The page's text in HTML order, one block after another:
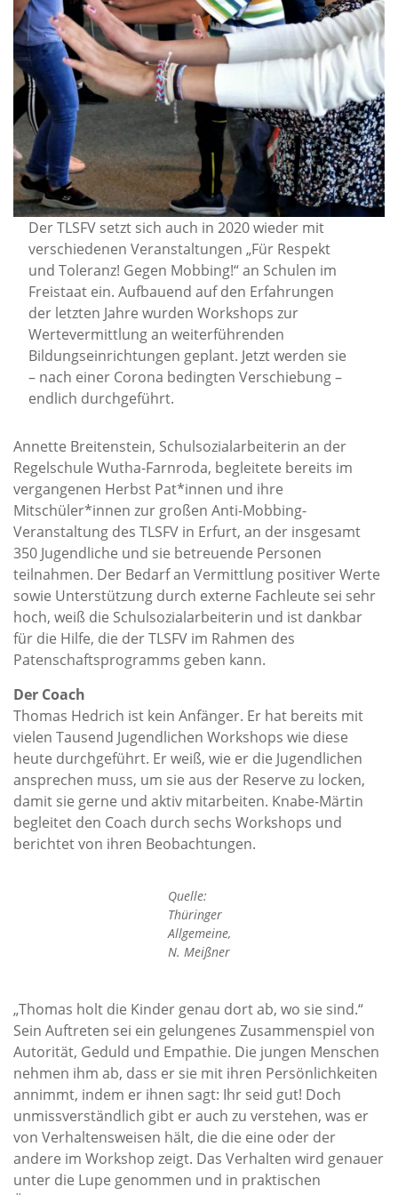
Der TLSFV setzt sich auch in 2020 wieder mit
verschiedenen Veranstaltungen „Für Respekt
und Toleranz! Gegen Mobbing!“ an Schulen im
Freistaat ein. Aufbauend auf den Erfahrungen
der letzten Jahre wurden Workshops zur
Wertevermittlung an weiterführenden
Bildungseinrichtungen geplant. Jetzt werden sie
– nach einer Corona bedingten Verschiebung –
endlich durchgeführt.
Annette Breitenstein, Schulsozialarbeiterin an der
Regelschule Wutha-Farnroda, begleitete bereits im
vergangenen Herbst Pat*innen und ihre
Mitschüler*innen zur großen Anti-Mobbing-
Veranstaltung des TLSFV in Erfurt, an der insgesamt
350 Jugendliche und sie betreuende Personen
teilnahmen. Der Bedarf an Vermittlung positiver Werte
sowie Unterstützung durch externe Fachleute sei sehr
hoch, weiß die Schulsozialarbeiterin und ist dankbar
für die Hilfe, die der TLSFV im Rahmen des
Patenschaftsprogramms geben kann.
Der Coach
Thomas Hedrich ist kein Anfänger. Er hat bereits mit
vielen Tausend Jugendlichen Workshops wie diese
heute durchgeführt. Er weiß, wie er die Jugendlichen
ansprechen muss, um sie aus der Reserve zu locken,
damit sie gerne und aktiv mitarbeiten. Knabe-Märtin
begleitet den Coach durch sechs Workshops und
berichtet von ihren Beobachtungen.
Quelle:
Thüringer
Allgemeine,
N. Meißner
„Thomas holt die Kinder genau dort ab, wo sie sind.“
Sein Auftreten sei ein gelungenes Zusammenspiel von
Autorität, Geduld und Empathie. Die jungen Menschen
nehmen ihm ab, dass er sie mit ihren Persönlichkeiten
annimmt, indem er ihnen sagt: Ihr seid gut! Doch
unmissverständlich gibt er auch zu verstehen, was er
von Verhaltensweisen hält, die die eine oder der
andere im Workshop zeigt. Das Verhalten wird genauer
unter die Lupe genommen und in praktischen